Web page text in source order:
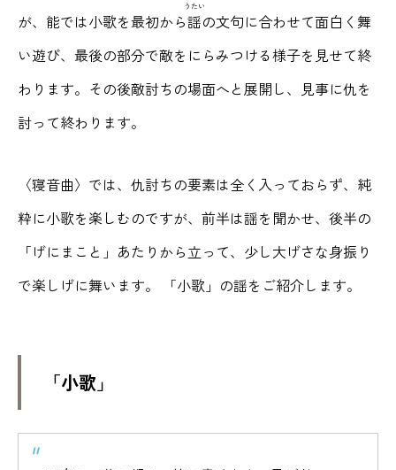
が、能では小歌を最初から謡
うたい
の文句に合わせて面白く舞
い遊び、最後の部分で敵をにらみつける様子を見せて終
わります。その後敵討ちの場面へと展開し、見事に仇を
討って終わります。
〈寝音曲〉では、仇討ちの要素は全く入っておらず、純
粋に小歌を楽しむのですが、前半は謡を聞かせ、後半の
「げにまこと」あたりから立って、少し大げさな身振り
で楽しげに舞います。 「小歌」の謡をご紹介します。
「小歌」